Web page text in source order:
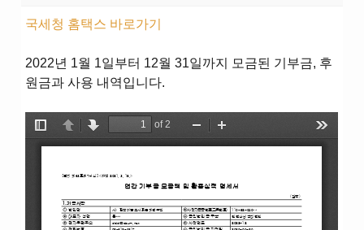
국세청 홈택스 바로가기
2022년 1월 1일부터 12월 31일까지 모금된 기부금, 후
원금과 사용 내역입니다.